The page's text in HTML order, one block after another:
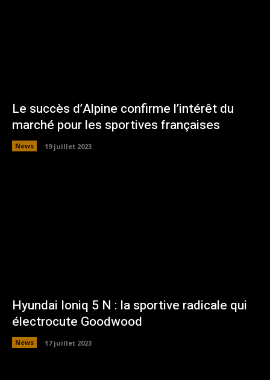
Le succès d’Alpine confirme l’intérêt du
marché pour les sportives françaises
News 19 juillet 2023
Hyundai Ioniq 5 N : la sportive radicale qui
électrocute Goodwood
News 17 juillet 2023